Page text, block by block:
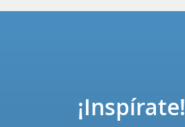
¡Inspírate!